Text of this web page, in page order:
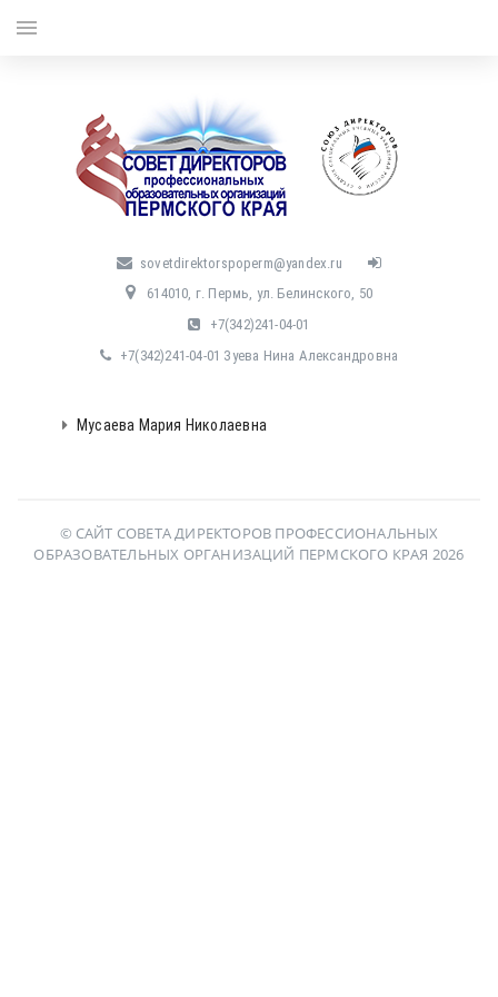
sovetdirektorspoperm@yandex.ru
614010, г. Пермь, ул. Белинского, 50
+7(342)241-04-01
+7(342)241-04-01 Зуева Нина Александровна
Мусаева Мария Николаевна
© САЙТ СОВЕТА ДИРЕКТОРОВ ПРОФЕССИОНАЛЬНЫХ
ОБРАЗОВАТЕЛЬНЫХ ОРГАНИЗАЦИЙ ПЕРМСКОГО КРАЯ 2026
menu